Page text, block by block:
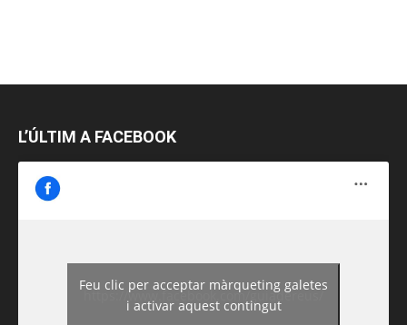
L’ÚLTIM A FACEBOOK
https://www.facebook.com/guiadereus/
Feu clic per acceptar màrqueting galetes
i activar aquest contingut